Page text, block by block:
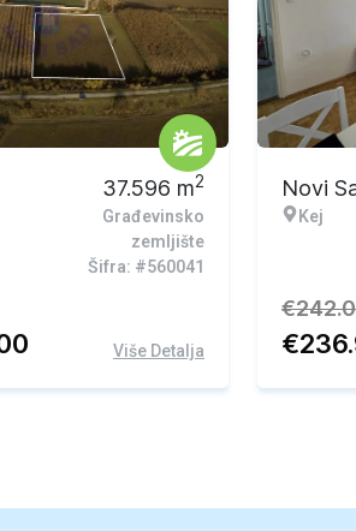
37.596 m2
Građevinsko
zemljište
Šifra: #560041
Više Detalja
Novi
Kej
€
€